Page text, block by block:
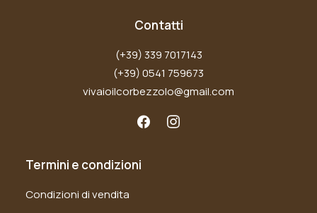
Contatti
(+39) 339 7017143
(+39) 0541 759673
vivaioilcorbezzolo@gmail.com
Termini e condizioni
Condizioni di vendita